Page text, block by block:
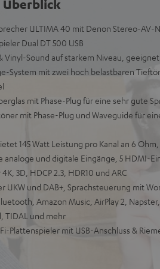
ULTIMA 40 mit Denon Stereo-AV-
Dual DT 500 USB
Vinyl-Sound auf starkem Niveau,
System mit zwei hoch belastbaren
mit Phase-Plug für eine sehr gute
mit Phase-Plug und Waveguide für
145 Watt Leistung pro Kanal an 6
analoge und digitale Eingänge, 5 HDMI-
3D, HDCP 2.3, HDR10 und ARC
UKW und DAB+, Sprachsteuerung mit
Amazon Music, AirPlay 2,
TIDAL und mehr
Plattenspieler mit USB-Anschluss &